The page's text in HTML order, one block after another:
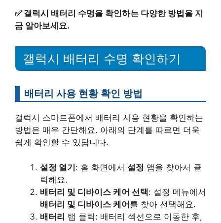
✅ 갤럭시 배터리 수명을 확인하는 다양한 방법을 지
금 알아보세요.
갤럭시 배터리 수명 확인하기
배터리 사용 현황 확인 방법
갤럭시 스마트폰에서 배터리 사용 현황을 확인하는
방법은 매우 간단해요. 아래의 단계를 따르면 더욱
쉽게 확인할 수 있답니다.
설정 열기: 홈 화면에서 설정 앱을 찾아서 클
릭해요.
배터리 및 디바이스 케어 선택: 설정 메뉴에서
배터리 및 디바이스 케어를 찾아 선택해요.
배터리 탭 클릭: 배터리 섹션으로 이동한 후,